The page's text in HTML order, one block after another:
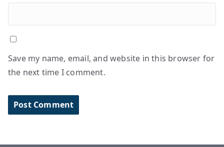
Save my name, email, and website in this browser for
the next time I comment.